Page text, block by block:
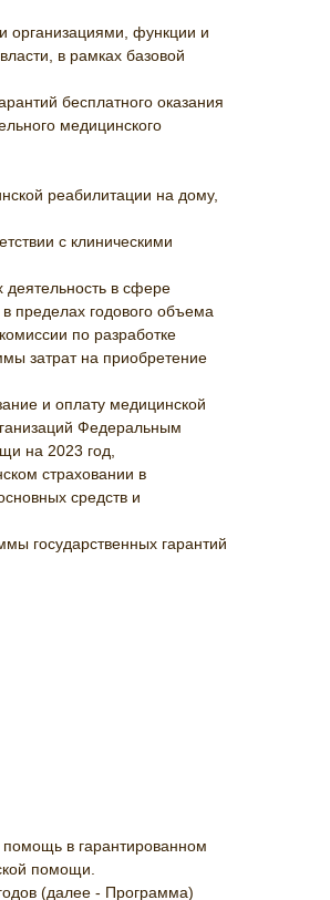
организациями, функции и
в рамках базовой
бесплатного оказания
медицинского
реабилитации на дому,
с клиническими
деятельность в сфере
пределах годового объема
по разработке
затрат на приобретение
и оплату медицинской
Федеральным
на 2023 год,
страховании в
средств и
государственных гарантий
в гарантированном
помощи.
(далее - Программа)